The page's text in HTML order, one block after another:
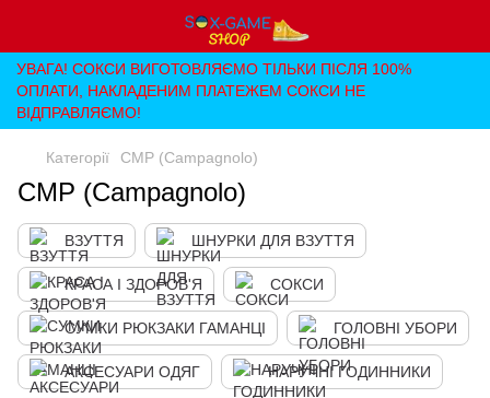
УВАГА! СОКСИ ВИГОТОВЛЯЄМО ТІЛЬКИ ПІСЛЯ 100%
ОПЛАТИ, НАКЛАДЕНИМ ПЛАТЕЖЕМ СОКСИ НЕ
ВІДПРАВЛЯЄМО!
Категорії CMP (Campagnolo)
CMP (Campagnolo)
ВЗУТТЯ ШНУРКИ ДЛЯ ВЗУТТЯ
КРАСА І ЗДОРОВ'Я СОКСИ
СУМКИ РЮКЗАКИ ГАМАНЦІ ГОЛОВНІ УБОРИ
АКСЕСУАРИ ОДЯГ НАРУЧНІ ГОДИННИКИ